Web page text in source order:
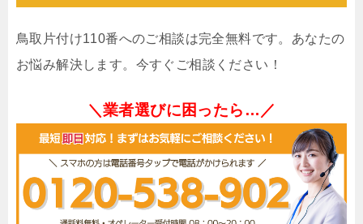
鳥取片付け110番へのご相談は完全無料です。あなたの
お悩み解決します。今すぐご相談ください！
＼業者選びに困ったら…／